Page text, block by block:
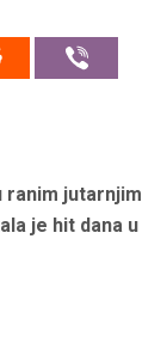
ranim jutarnjim
je hit dana u